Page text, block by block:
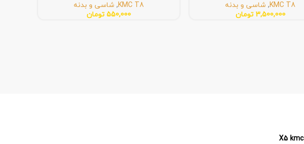
KMC T8
, شاسی و بدنه
3,500,000 تومان
KMC T8
, شاسی و بدنه
550,000 تومان